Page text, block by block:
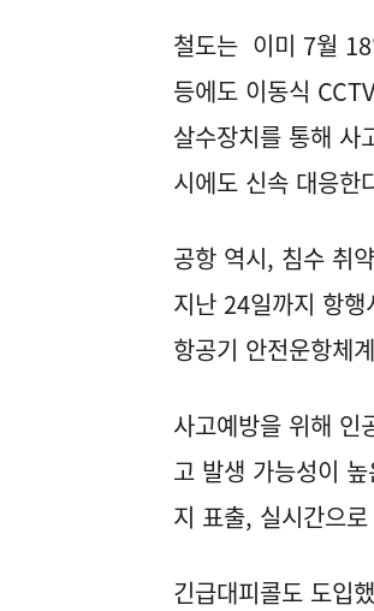
철도는 이미 7월 18
등에도 이동식
살수장치를 통해 사
시에도 신속 대응한
공항 역시, 침수 취
지난 24일까지 항
항공기 안전운항체
사고예방을 위해 인
고 발생 가능성이
지 표출, 실시간으
긴급대피콜도 도입